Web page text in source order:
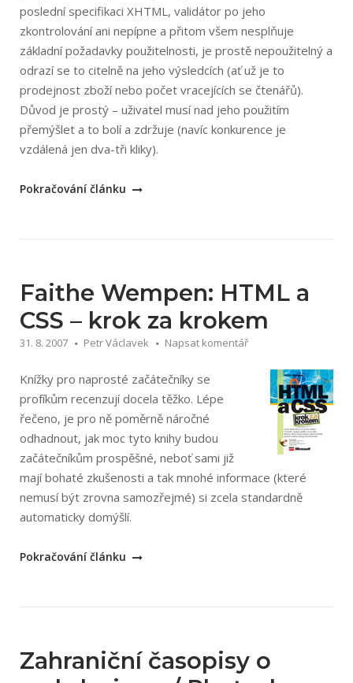
poslední specifikaci XHTML, validátor po jeho
zkontrolování ani nepípne a přitom všem nesplňuje
základní požadavky použitelnosti, je prostě nepoužitelný a
odrazí se to citelně na jeho výsledcích (ať už je to
prodejnost zboží nebo počet vracejících se čtenářů).
Důvod je prostý – uživatel musí nad jeho použitím
přemýšlet a to bolí a zdržuje (navíc konkurence je
vzdálená jen dva-tři kliky).
„Steve
uživatele
(2.
aktualizované
Pokračování článku
Faithe Wempen: HTML a
CSS – krok za krokem
31. 8. 2007 Petr Václavek Napsat komentář
Knížky pro naprosté začátečníky se
profíkům recenzují docela těžko. Lépe
řečeno, je pro ně poměrně náročné
odhadnout, jak moc tyto knihy budou
začátečníkům prospěšné, neboť sami již
mají bohaté zkušenosti a tak mnohé informace (které
nemusí být zrovna samozřejmé) si zcela standardně
automaticky domýšlí.
„Faithe
–
Pokračování článku
Zahraniční časopisy o